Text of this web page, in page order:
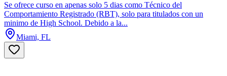
Se ofrece curso en apenas solo 5 dias como Técnico del
Comportamiento Registrado (RBT), solo para titulados con un
minimo de High School. Debido a la...
Miami, FL